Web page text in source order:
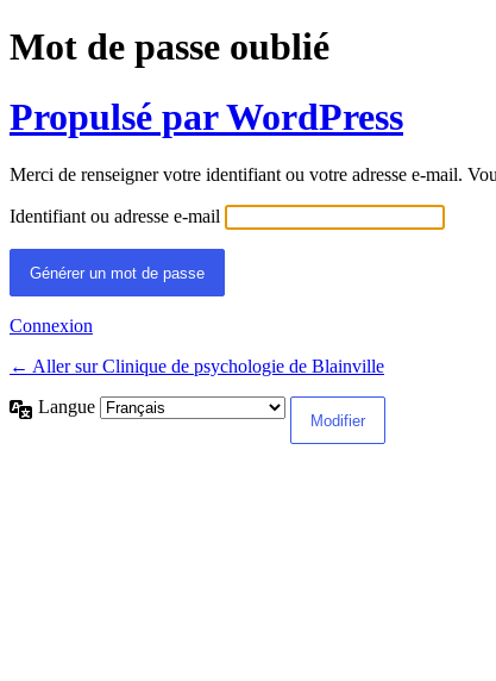
Mot de passe oublié
Propulsé par WordPress
Merci de renseigner votre identifiant ou votre adresse e-mail.
Identifiant ou adresse e-mail
Connexion
← Aller sur Clinique de psychologie de Blainville
Langue